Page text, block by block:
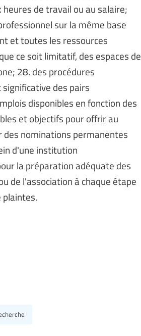
de travail ou au salaire;
sur la même base
et toutes les ressources
ce soit limitatif, des espaces de
28. des procédures
des pairs
disponibles en fonction des
et objectifs pour offrir au
nominations permanentes
d'une institution
la préparation adéquate des
de l'association à chaque étape
plaintes.